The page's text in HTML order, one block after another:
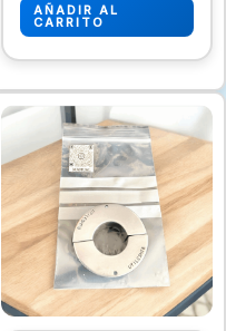
AÑADIR AL
CARRITO